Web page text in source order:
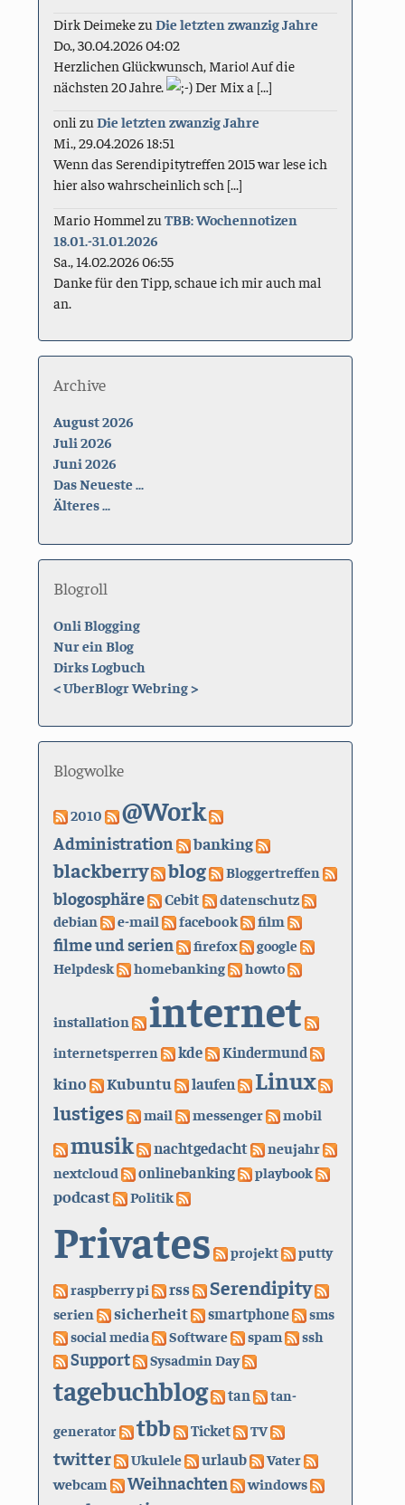
Dirk DeimekezuDie letzten zwanzig Jahre
Do., 30.04.2026 04:02
Herzlichen Glückwunsch, Mario! Auf die
nächsten 20 Jahre.
Der Mix a [...]
onli zuDie letzten zwanzig Jahre
Mi., 29.04.2026 18:51
Wenn das Serendipitytreffen 2015 war lese ich
hier also wahrscheinlich sch [...]
Mario Hommel zuTBB: Wochennotizen
18.01.-31.01.2026
Sa., 14.02.2026 06:55
Danke für den Tipp, schaue ich mir auch mal
an.
Archive
August 2026
Juli 2026
Juni 2026
Das Neueste ...
Älteres ...
Blogroll
Onli Blogging
Nur ein Blog
Dirks Logbuch
<UberBlogr Webring>
Blogwolke
2010 @Work
Administration banking
blackberry blog Bloggertreffen
blogosphäre Cebit datenschutz
debian e-mail facebook film
filme und serien firefox
google
Helpdesk
homebanking howto
installation internet
internetsperren kde Kindermund
kino Kubuntu laufen Linux
lustiges mail messenger mobil
musik nachtgedacht neujahr
nextcloud onlinebanking playbook
podcast Politik
Privates projekt putty
raspberry pi rss Serendipity
serien sicherheit smartphone
sms
social media
Software spam ssh
Support Sysadmin Day
tagebuchblog tan
tan-
generator
tbb Ticket TV
twitter Ukulele urlaub
Vater
webcam
Weihnachten windows